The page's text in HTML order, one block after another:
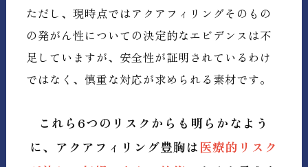
ただし、現時点ではアクアフィリングそのもの
の発がん性についての決定的なエビデンスは不
足していますが、安全性が証明されているわけ
ではなく、慎重な対応が求められる素材です。
これら6つのリスクからも明らかなよう
に、アクアフィリング豊胸は医療的リスク